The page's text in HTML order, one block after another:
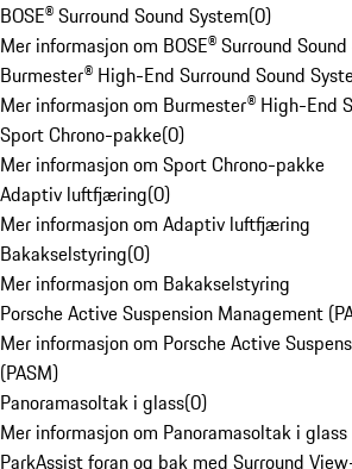
BOSE® Surround Sound System(0)
Mer informasjon om BOSE® Surround
Burmester® High-End Surround Sound
Mer informasjon om Burmester® High-End
Sport Chrono-pakke(0)
Mer informasjon om Sport Chrono-pakke
Adaptiv luftfjæring(0)
Mer informasjon om Adaptiv luftfjæring
Bakakselstyring(0)
Mer informasjon om Bakakselstyring
Porsche Active Suspension Management
Mer informasjon om Porsche Active
(PASM)
Panoramasoltak i glass(0)
Mer informasjon om Panoramasoltak i glass
ParkAssist foran og bak med Surround